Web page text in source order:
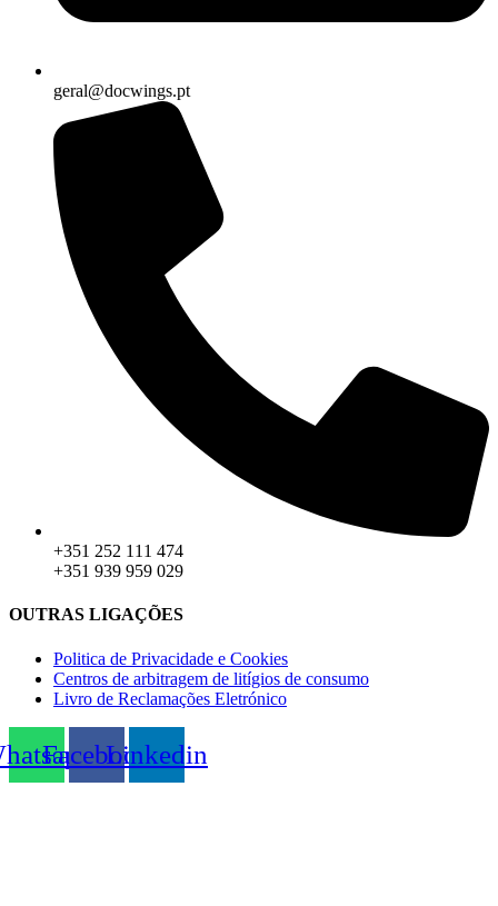
geral@docwings.pt
+351 252 111 474
+351 939 959 029
OUTRAS LIGAÇÕES
Politica de Privacidade e Cookies
Centros de arbitragem de litígios de consumo
Livro de Reclamações Eletrónico
FacebookLinkedin